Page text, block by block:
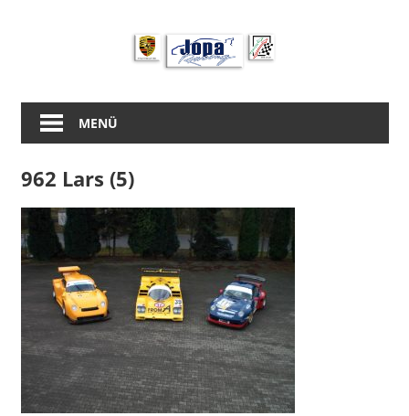
MENÜ
962 Lars (5)